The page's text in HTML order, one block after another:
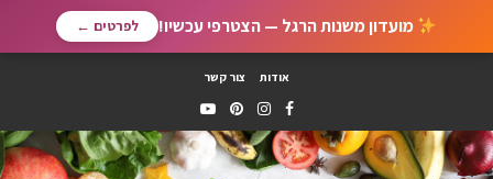
מועדון משנות הרגל — הצטרפי עכשיו! לפרטים ←
אודות צור קשר